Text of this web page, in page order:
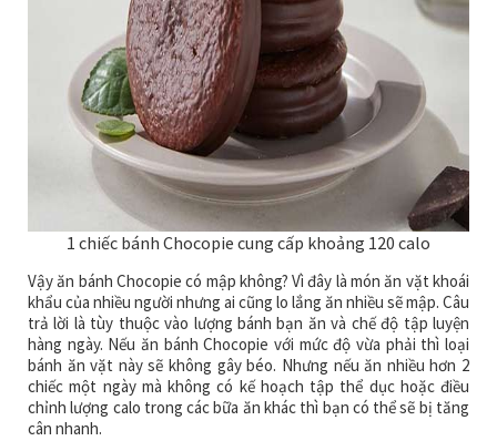
1 chiếc bánh Chocopie cung cấp khoảng 120 calo
Vậy ăn bánh Chocopie có mập không? Vì đây là món ăn vặt khoái
khẩu của nhiều người nhưng ai cũng lo lắng ăn nhiều sẽ mập. Câu
trả lời là tùy thuộc vào lượng bánh bạn ăn và chế độ tập luyện
hàng ngày. Nếu ăn bánh Chocopie với mức độ vừa phải thì loại
bánh ăn vặt này sẽ không gây béo. Nhưng nếu ăn nhiều hơn 2
chiếc một ngày mà không có kế hoạch tập thể dục hoặc điều
chỉnh lượng calo trong các bữa ăn khác thì bạn có thể sẽ bị tăng
cân nhanh.